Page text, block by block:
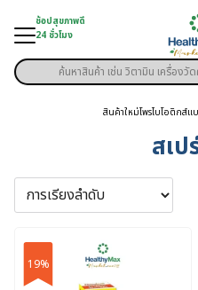
content
ช้อปสุขภาพดี
24 ชั่วโมง
มู่สินค้า
ษสมาชิก
สุขภาพ
Products
search
สินค้าใหม่โพรไบโอติกส์แ
สเ
19%